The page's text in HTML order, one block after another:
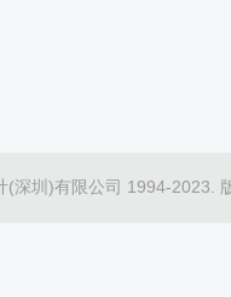
深圳)有限公司 1994-2023.